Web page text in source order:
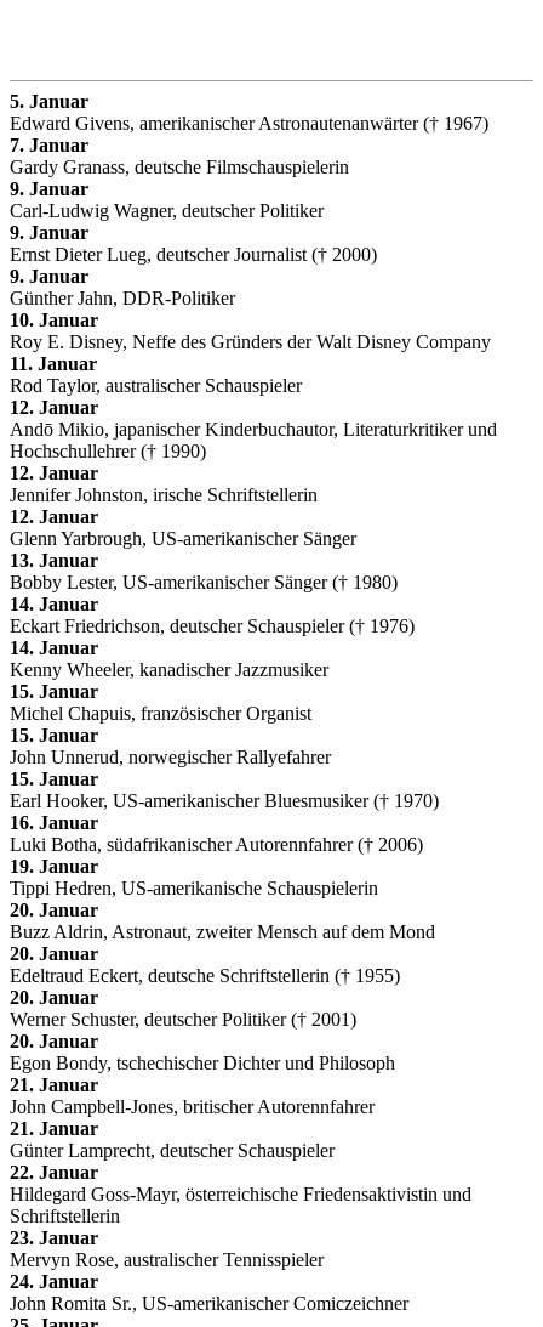
5. Januar
Edward Givens, amerikanischer Astronautenanwärter († 1967)
7. Januar
Gardy Granass, deutsche Filmschauspielerin
9. Januar
Carl-Ludwig Wagner, deutscher Politiker
9. Januar
Ernst Dieter Lueg, deutscher Journalist († 2000)
9. Januar
Günther Jahn, DDR-Politiker
10. Januar
Roy E. Disney, Neffe des Gründers der Walt Disney Company
11. Januar
Rod Taylor, australischer Schauspieler
12. Januar
Andō Mikio, japanischer Kinderbuchautor, Literaturkritiker und
Hochschullehrer († 1990)
12. Januar
Jennifer Johnston, irische Schriftstellerin
12. Januar
Glenn Yarbrough, US-amerikanischer Sänger
13. Januar
Bobby Lester, US-amerikanischer Sänger († 1980)
14. Januar
Eckart Friedrichson, deutscher Schauspieler († 1976)
14. Januar
Kenny Wheeler, kanadischer Jazzmusiker
15. Januar
Michel Chapuis, französischer Organist
15. Januar
John Unnerud, norwegischer Rallyefahrer
15. Januar
Earl Hooker, US-amerikanischer Bluesmusiker († 1970)
16. Januar
Luki Botha, südafrikanischer Autorennfahrer († 2006)
19. Januar
Tippi Hedren, US-amerikanische Schauspielerin
20. Januar
Buzz Aldrin, Astronaut, zweiter Mensch auf dem Mond
20. Januar
Edeltraud Eckert, deutsche Schriftstellerin († 1955)
20. Januar
Werner Schuster, deutscher Politiker († 2001)
20. Januar
Egon Bondy, tschechischer Dichter und Philosoph
21. Januar
John Campbell-Jones, britischer Autorennfahrer
21. Januar
Günter Lamprecht, deutscher Schauspieler
22. Januar
Hildegard Goss-Mayr, österreichische Friedensaktivistin und
Schriftstellerin
23. Januar
Mervyn Rose, australischer Tennisspieler
24. Januar
John Romita Sr., US-amerikanischer Comiczeichner